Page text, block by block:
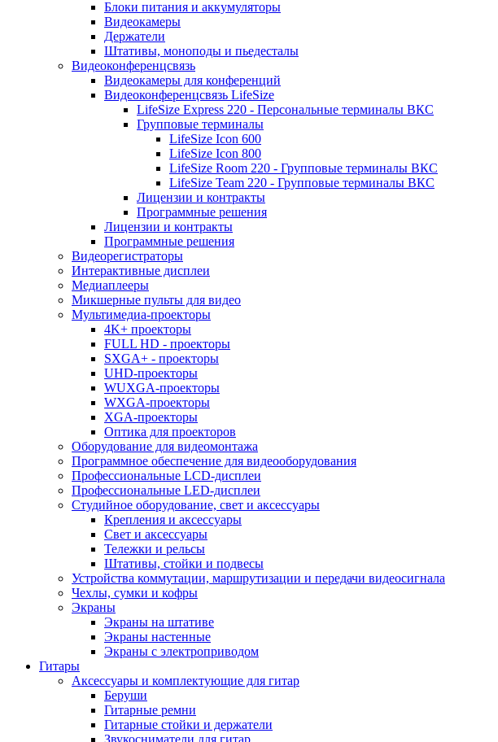
Блоки питания и аккумуляторы
Видеокамеры
Держатели
Штативы, моноподы и пьедесталы
Видеоконференцсвязь
Видеокамеры для конференций
Видеоконференцсвязь LifeSize
LifeSize Express 220 - Персональные терминалы ВКС
Групповые терминалы
LifeSize Icon 600
LifeSize Icon 800
LifeSize Room 220 - Групповые терминалы ВКС
LifeSize Team 220 - Групповые терминалы ВКС
Лицензии и контракты
Программные решения
Лицензии и контракты
Программные решения
Видеорегистраторы
Интерактивные дисплеи
Медиаплееры
Микшерные пульты для видео
Мультимедиа-проекторы
4K+ проекторы
FULL HD - проекторы
SXGA+ - проекторы
UHD-проекторы
WUXGA-проекторы
WXGA-проекторы
XGA-проекторы
Оптика для проекторов
Оборудование для видеомонтажа
Программное обеспечение для видеооборудования
Профессиональные LCD-дисплеи
Профессиональные LED-дисплеи
Студийное оборудование, свет и аксессуары
Крепления и аксессуары
Свет и аксессуары
Тележки и рельсы
Штативы, стойки и подвесы
Устройства коммутации, маршрутизации и передачи видеосигнала
Чехлы, сумки и кофры
Экраны
Экраны на штативе
Экраны настенные
Экраны с электроприводом
Гитары
Аксессуары и комплектующие для гитар
Беруши
Гитарные ремни
Гитарные стойки и держатели
Звукосниматели для гитар